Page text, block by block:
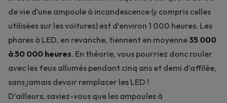
de vie d’une ampoule à incandescence (y compris celles
utilisées sur les voitures) est d’environ 1 000 heures. Les
phares à LED, en revanche, tiennent en moyenne35 000
à 50 000 heures. En théorie, vous pourriez donc rouler
avec les feux allumés pendant cinq ans et demi d’affilée,
sans jamais devoir remplacer les LED !
D’ailleurs, saviez-vous que les ampoules à